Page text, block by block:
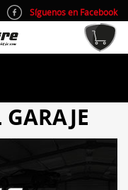
Síguenos en Facebook
info@blacktire.es
L/V 9:00-14:00 y 15:00-19:00